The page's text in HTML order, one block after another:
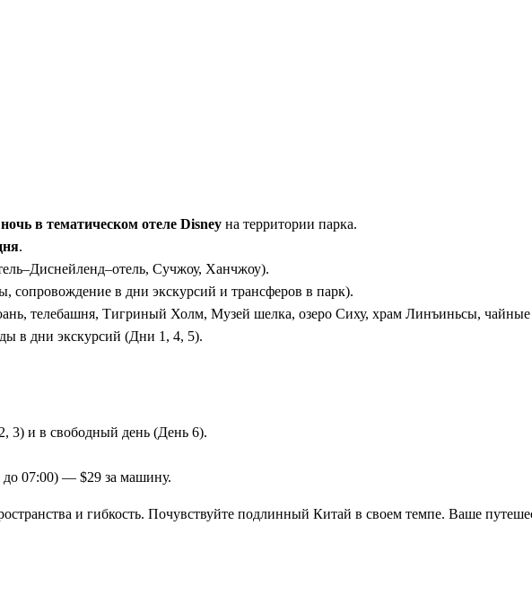
в тематическом отеле Disney на территории парка.
.
Сучжоу, Ханчжоу).
сопровождение в дни экскурсий и трансферов в парк).
телебашня, Тигриный Холм, Музей шелка, озеро Сиху, храм Линъиньсы, чайные
в дни экскурсий (Дни 1, 4, 5).
3) и в свободный день (День 6).
до 07:00) — $29 за машину.
и гибкость. Почувствуйте подлинный Китай в своем темпе. Ваше